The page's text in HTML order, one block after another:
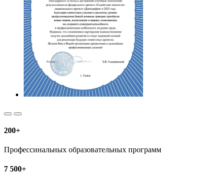
200+
Профессинальных образовательных программ
7 500+